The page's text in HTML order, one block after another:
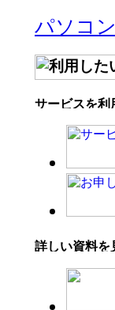
パソコ